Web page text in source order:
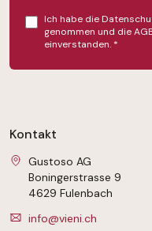
Ich habe die
genommen und die
einverstanden. *
Kontakt
Gustoso AG
Boningerstrasse 9
4629 Fulenbach
info@vieni.ch